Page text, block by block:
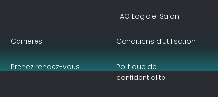
FAQ Logiciel Salon
Carrières
Prenez rendez-vous
Conditions d’utilisation
Politique de
confidentialité